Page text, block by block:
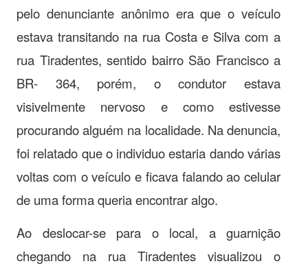
pelo denunciante anônimo era que o veículo
estava transitando na rua Costa e Silva com a
rua Tiradentes, sentido bairro São Francisco a
BR- 364, porém, o condutor estava
visivelmente nervoso e como estivesse
procurando alguém na localidade. Na denuncia,
foi relatado que o individuo estaria dando várias
voltas com o veículo e ficava falando ao celular
de uma forma queria encontrar algo.
Ao deslocar-se para o local, a guarnição
chegando na rua Tiradentes visualizou o